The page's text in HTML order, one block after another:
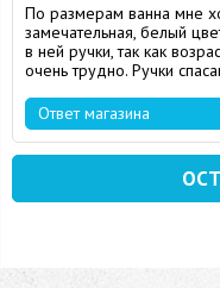
По размерам ванна мне
замечательная, белый
в ней ручки, так как
очень трудно. Ручки
Ответ магазина